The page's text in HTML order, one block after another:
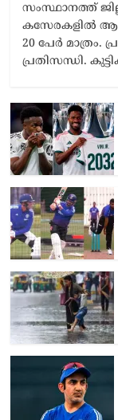
സംസ്ഥാനത്ത്
കസേരകളില്‍
20 പേര്‍
പ്രതിസന്ധി.